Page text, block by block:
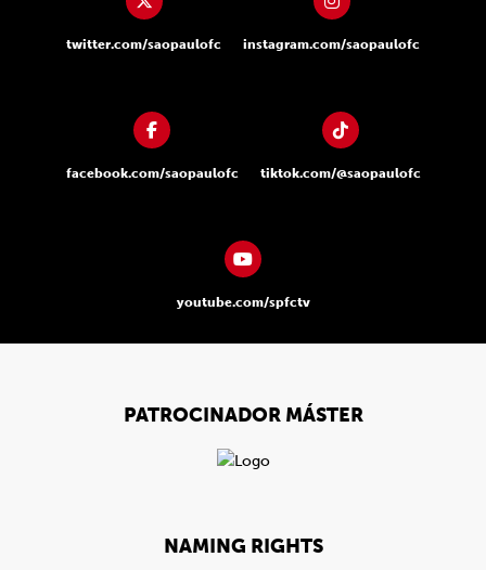
twitter.com/saopaulofc instagram.com/saopaulofc
facebook.com/saopaulofc tiktok.com/@saopaulofc
youtube.com/spfctv
PATROCINADOR MÁSTER
NAMING RIGHTS